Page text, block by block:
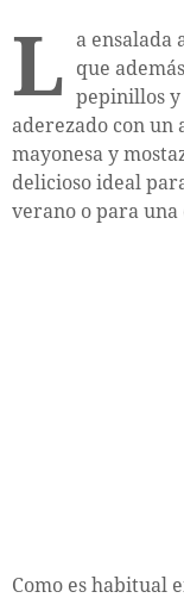
L a ensalada
que
pepinillos
aderezado con un
mayonesa y
delicioso ideal
verano o para una
Como es habitual